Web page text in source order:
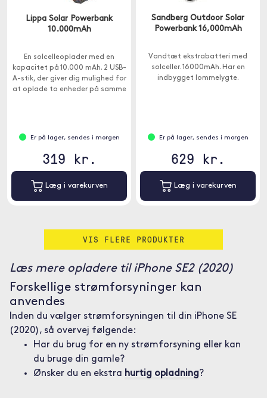
Lippa Solar Powerbank
10.000mAh
En solcelleoplader med en
kapacitet på 10.000 mAh. 2 USB-
A-stik, der giver dig mulighed for
at oplade to enheder på samme
Er på lager, sendes i morgen
319 kr.
Læg i varekurven
Sandberg Outdoor Solar
Powerbank 16,000mAh
Vandtæt ekstrabatteri med
solceller. 16000mAh. Har en
indbygget lommelygte.
Er på lager, sendes i morgen
629 kr.
Læg i varekurven
VIS FLERE PRODUKTER
Læs mere opladere til iPhone SE2 (2020)
Forskellige strømforsyninger kan
anvendes
Inden du vælger strømforsyningen til din iPhone SE
(2020), så overvej følgende:
Har du brug for en ny strømforsyning eller kan
du bruge din gamle?
Ønsker du en ekstra hurtig opladning?